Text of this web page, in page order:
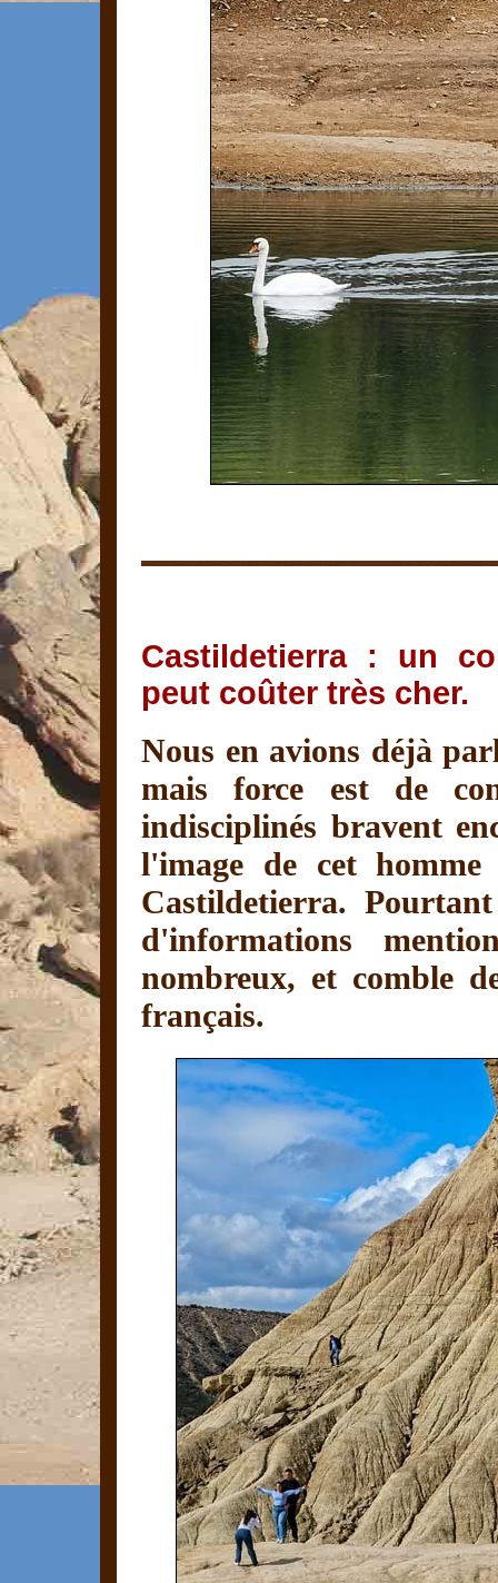
Castildetierra : un
peut coûter très cher.
Nous en avions déjà
mais force est de
indisciplinés bravent
l'image de cet homme
Castildetierra.
d'informations
nombreux, et comble
français.